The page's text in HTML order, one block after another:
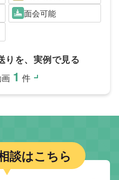
面会可能
りを、実例で見る
1 件
談はこちら